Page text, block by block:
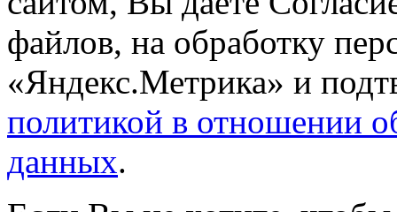
файлов, на обработку
«Яндекс.Метрика» и
политикой в отношении
данных.